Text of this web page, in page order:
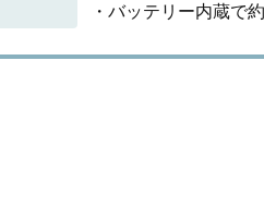
・バッテリー内蔵で